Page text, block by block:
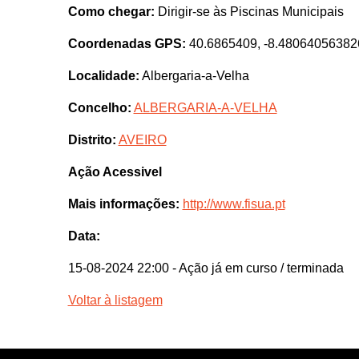
Como chegar: Dirigir-se às Piscinas Municipais
Coordenadas GPS: 40.6865409, -
Localidade: Albergaria-a-Velha
Concelho: ALBERGARIA-A-VELHA
Distrito: AVEIRO
Ação Acessivel
Mais informações: http://www.fisua.pt
Data:
15-08-2024 22:00 - Ação já em curso / terminada
Voltar à listagem